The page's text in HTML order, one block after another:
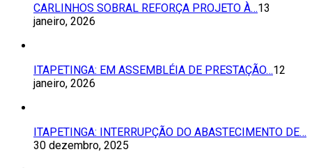
CARLINHOS SOBRAL REFORÇA PROJETO À…13
janeiro, 2026
ITAPETINGA: EM ASSEMBLÉIA DE PRESTAÇÃO…12
janeiro, 2026
ITAPETINGA: INTERRUPÇÃO DO ABASTECIMENTO DE…
30 dezembro, 2025